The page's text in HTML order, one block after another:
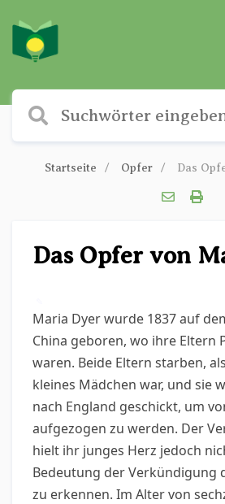
Startseite Opfer Das
Das Opfer von
Maria Dyer wurde 1837 auf
China geboren, wo ihre Eltern
waren. Beide Eltern starben,
kleines Mädchen war, und sie
nach England geschickt, um
aufgezogen zu werden. Der
hielt ihr junges Herz jedoch
Bedeutung der Verkündigung
zu erkennen. Im Alter von